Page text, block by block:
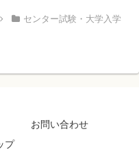
センター試験・大学入学
お問い合わせ
プ